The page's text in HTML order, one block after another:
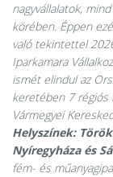
nagyvállalatok,
körében. Éppen
való tekintettel
Iparkamara
ismét elindul az
keretében 7 régiós
Vármegyei
Helyszínek:
Nyíregyháza és
fém- és